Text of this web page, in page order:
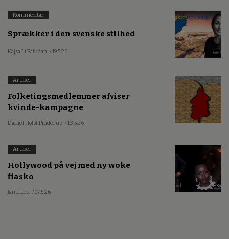
Kommentar
Sprækker i den svenske stilhed
Kajsa Li Paludan / 19.5.26
Artikel
Folketingsmedlemmer afviser
kvinde-kampagne
Daniel Holst Pinderup / 13.5.26
Artikel
Hollywood på vej med ny woke
fiasko
Jan Lund / 17.5.26